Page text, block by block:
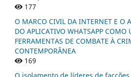
177
O MARCO CIVIL DA INTERNET E O
DO APLICATIVO WHATSAPP COMO
FERRAMENTAS DE COMBATE À
CONTEMPORÂNEA
169